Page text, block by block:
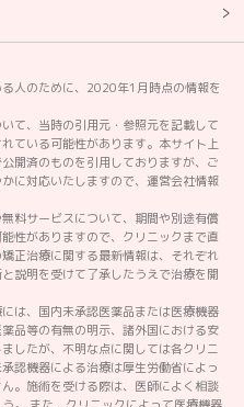
人のために、2020年1月時点の情報を
て、当時の引用元・参照元を記載して
ている可能性があります。本サイト上
開済のものを引用しておりますが、ご
に対応いたしますので、運営会社情報
料サービスについて、期間や別途有償
性がありますので、クリニックまで直
正治療に関する最新情報は、それぞれ
説明を受けて了承したうえで治療を開
は、国内未承認医薬品または医療機器
品等の有無の明示、諸外国における安
したが、不明な点に関しては各クリニ
認機器による治療は厚生労働省によっ
。施術を受ける際は、医師によく相談